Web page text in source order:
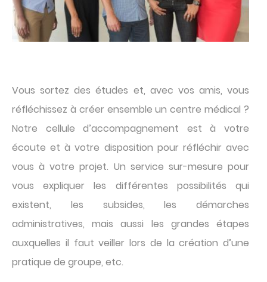
Vous sortez des études et, avec vos amis, vous
réfléchissez à créer ensemble un centre médical ?
Notre cellule d’accompagnement est à votre
écoute et à votre disposition pour réfléchir avec
vous à votre projet. Un service sur-mesure pour
vous expliquer les différentes possibilités qui
existent, les subsides, les démarches
administratives, mais aussi les grandes étapes
auxquelles il faut veiller lors de la création d’une
pratique de groupe, etc.